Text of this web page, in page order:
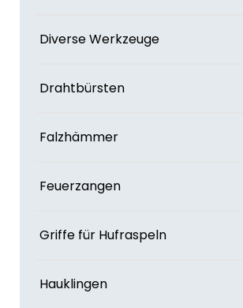
Diverse Werkzeuge
Drahtbürsten
Falzhämmer
Feuerzangen
Griffe für Hufraspeln
Hauklingen